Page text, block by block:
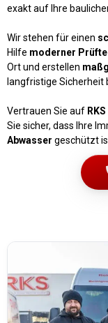
exakt auf Ihre
Wir stehen für einen
Hilfe moderner
Ort und erstellen
langfristige Sicherheit
Vertrauen Sie auf
Sie sicher, dass Ihre
Abwasser geschützt